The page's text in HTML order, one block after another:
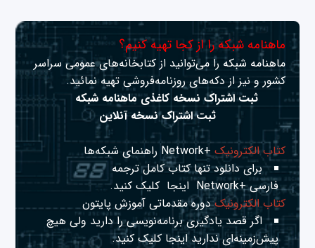
ماهنامه شبکه را از کجا تهیه کنیم؟
ماهنامه شبکه را می‌توانید از کتابخانه‌های عمومی سراسر
کشور و نیز از دکه‌های روزنامه‌فروشی تهیه نمائید.
ثبت اشتراک نسخه کاغذی ماهنامه شبکه
ثبت اشتراک نسخه آنلاین
کتاب الکترونیک+Network راهنمای شبکه‌ها
برای دانلود تنها کتاب کامل ترجمه
فارسی +Network
اینجا کلیک کنید.
کتاب الکترونیکدوره مقدماتی آموزش پایتون
اگر قصد یادگیری برنامه‌نویسی را دارید ولی هیچ
پیش‌زمینه‌ای نداریداینجا کلیک کنید.